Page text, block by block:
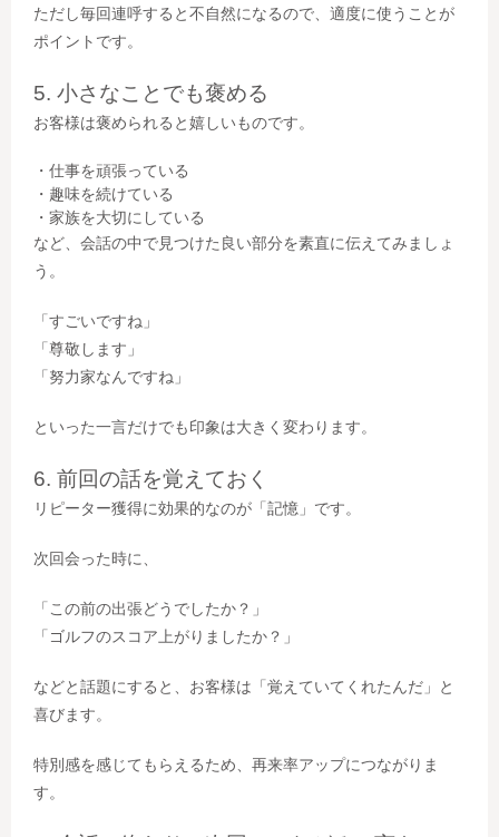
ただし毎回連呼すると不自然になるので、適度に使うことが
ポイントです。
5. 小さなことでも褒める
お客様は褒められると嬉しいものです。
・仕事を頑張っている
・趣味を続けている
・家族を大切にしている
など、会話の中で見つけた良い部分を素直に伝えてみましょ
う。
「すごいですね」
「尊敬します」
「努力家なんですね」
といった一言だけでも印象は大きく変わります。
6. 前回の話を覚えておく
リピーター獲得に効果的なのが「記憶」です。
次回会った時に、
「この前の出張どうでしたか？」
「ゴルフのスコア上がりましたか？」
などと話題にすると、お客様は「覚えていてくれたんだ」と
喜びます。
特別感を感じてもらえるため、再来率アップにつながりま
す。